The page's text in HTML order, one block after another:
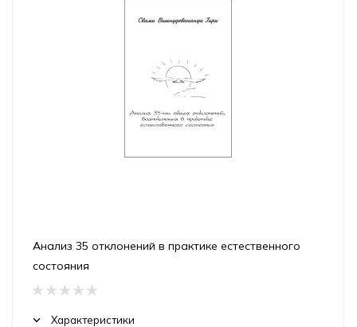
Анализ 35 отклонений в практике естественного
состояния
Характеристики